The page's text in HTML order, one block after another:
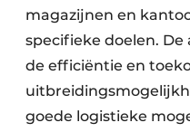
magazijnen en
specifieke doelen.
de efficiëntie en
goede logistieke